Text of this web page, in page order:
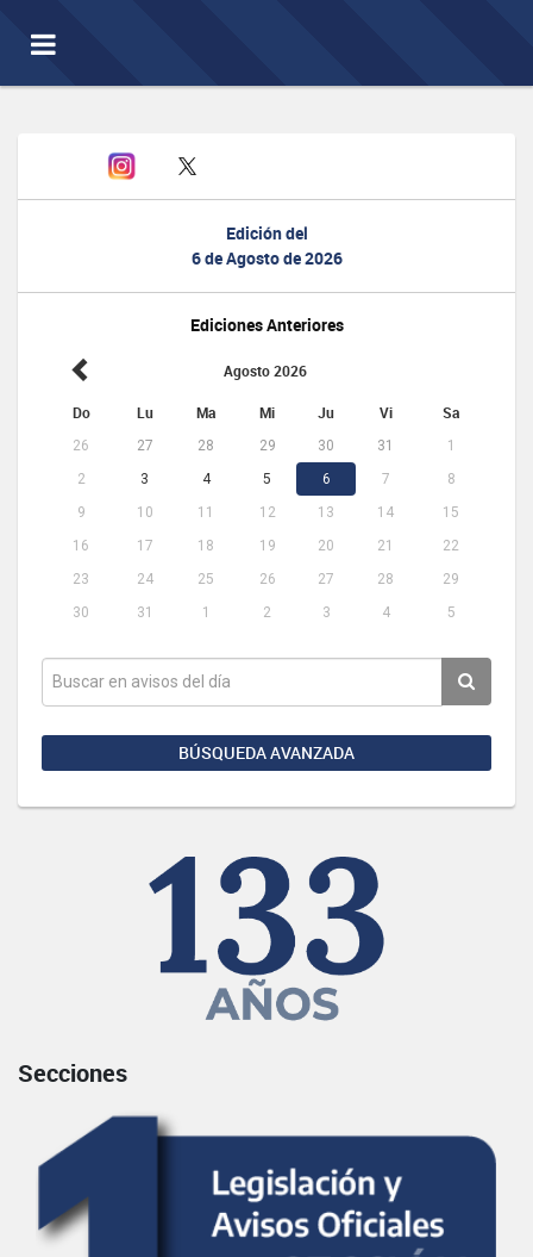
Toggle
navigation
Edición del
6 de Agosto de 2026
Ediciones Anteriores
Agosto 2026
Do Lu Ma Mi Ju Vi Sa
26 27 28 29 30 31
1
2
3 4 5 6 7
8
9
10 11 12 13 14
15
16
17 18 19 20 21
22
23
24 25 26 27 28
29
30
31 1 2 3 4 5
BÚSQUEDA AVANZADA
Secciones